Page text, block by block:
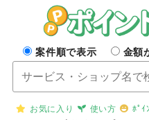
案件順で表示 金額
お気に入り 使い方
ﾎﾟｲ